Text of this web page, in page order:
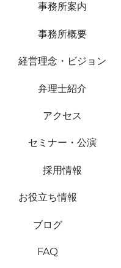
事務所案内
事務所概要
経営理念・ビジョン
弁理士紹介
アクセス
セミナー・公演
採用情報
お役立ち情報
ブログ
FAQ